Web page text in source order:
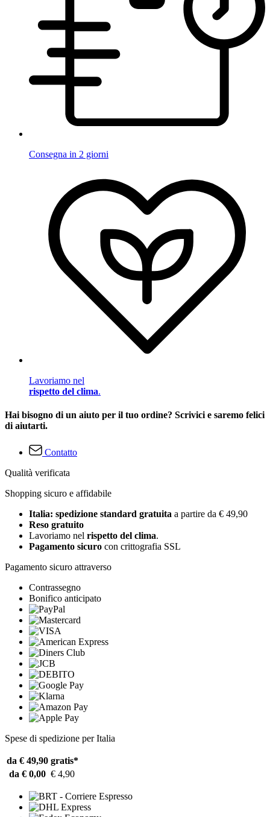
Consegna in 2 giorni
Lavoriamo nel
rispetto del clima.
Hai bisogno di un aiuto per il tuo ordine? Scrivici e saremo felici
di aiutarti.
Contatto
Qualità verificata
Shopping sicuro e affidabile
Italia: spedizione standard gratuita a partire da € 49,90
Reso gratuito
Lavoriamo nel rispetto del clima.
Pagamento sicuro con crittografia SSL
Pagamento sicuro attraverso
Contrassegno
Bonifico anticipato
Spese di spedizione per Italia
da € 49,90 gratis*
da € 0,00 € 4,90